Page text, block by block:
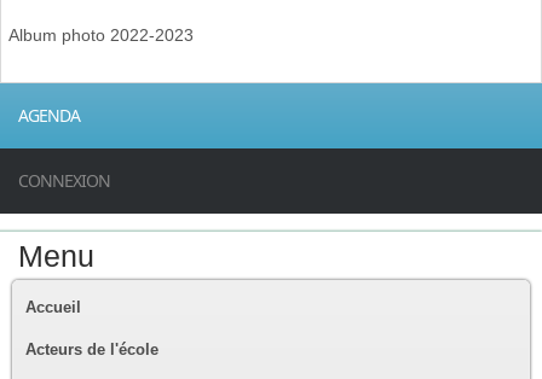
Album photo 2022-2023
AGENDA
CONNEXION
Menu
Accueil
Acteurs de l'école